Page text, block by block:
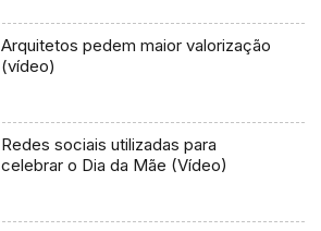
Arquitetos pedem maior valorização
(vídeo)
Redes sociais utilizadas para
celebrar o Dia da Mãe (Vídeo)